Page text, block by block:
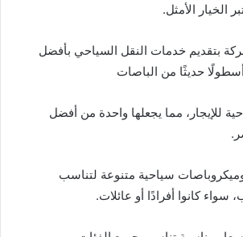
الخيار الأمثل.
بتقديم خدمات النقل السياحي بأفضل
حديثًا من الباصات
للإيجار، مما يجعلها واحدة من أفضل
سياحية متنوعة لتناسب
سواء كانوا أفرادًا أو عائلات.